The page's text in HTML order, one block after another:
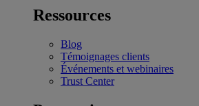
Ressources
Blog
Témoignages clients
Événements et webinaires
Trust Center